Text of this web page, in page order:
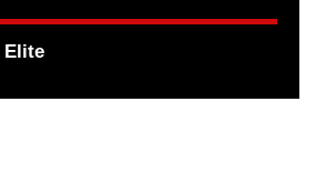
Elite